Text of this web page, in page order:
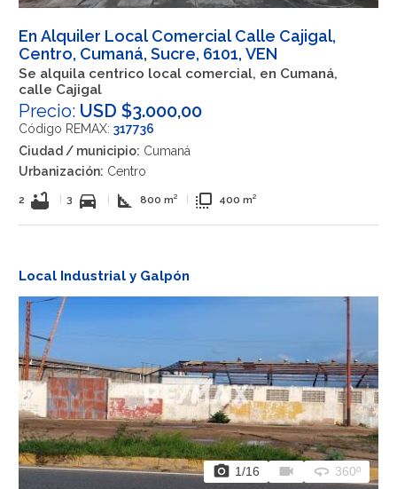
En Alquiler Local Comercial Calle Cajigal,
Centro, Cumaná, Sucre, 6101, VEN
Se alquila centrico local comercial, en Cumaná,
calle Cajigal
Precio: USD $3.000,00
Código REMAX: 317736
Ciudad / municipio: Cumaná
Urbanización: Centro
2 bathtub 3 directions_car square_foot 800 m² flip_to_front 400 m²
Local Industrial y Galpón
photo_camera 1/16 videocam 360 360º